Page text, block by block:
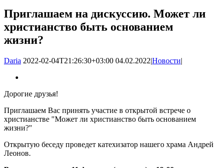
Приглашаем на дискуссию. Может ли
христианство быть основанием
жизни?
Daria 2022-02-04T21:26:30+03:00 04.02.2022|Новости|
Дорогие друзья!
Приглашаем Вас принять участие в открытой встрече о
христианстве "Может ли христианство быть основанием
жизни?"
Открытую беседу проведет катехизатор нашего храма Андрей
Леонов.